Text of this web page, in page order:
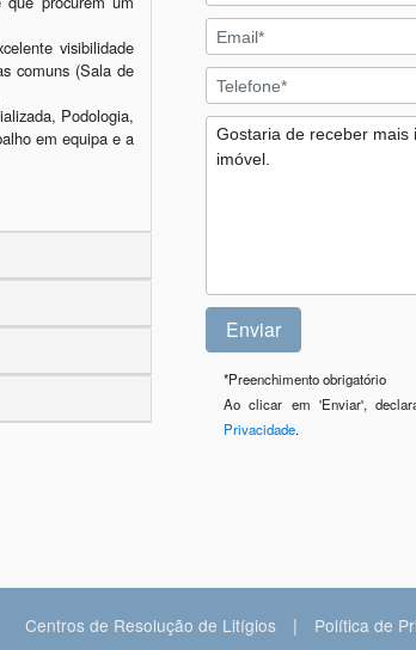
visibilidade
comuns (Sala de
Podologia,
em equipa e a
*Preenchimento obrigatório
Ao clicar em 'Enviar',
Privacidade.
Centros de Resolução de Litígios | Política de